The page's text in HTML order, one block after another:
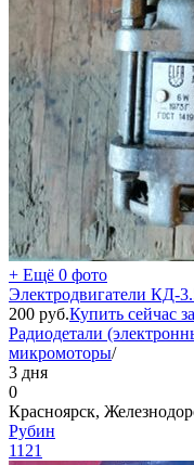
+ Ещё 0 фото
Электродвигатели КД-
200 руб.Купить сейчас за
Радиодетали
микромоторы/
3 дня
0
Красноярск,
Рубин
1121